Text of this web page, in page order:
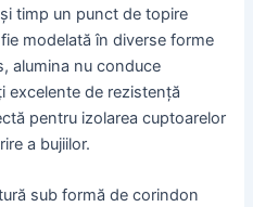
timp un punct de topire
modelată în diverse forme
alumina nu conduce
excelente de rezistență
pentru izolarea cuptoarelor
a bujiilor.
sub formă de corindon